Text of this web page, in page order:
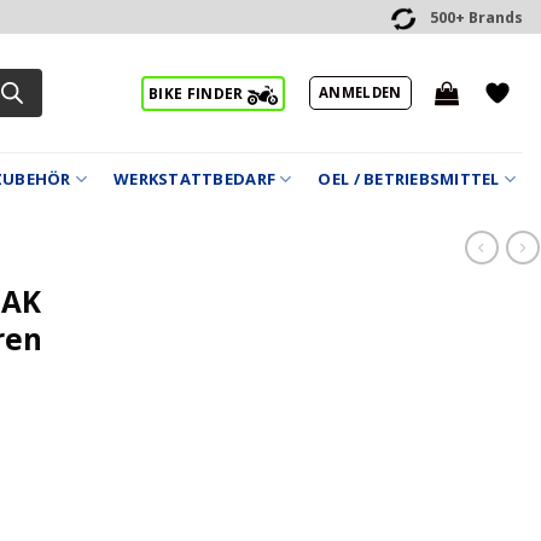
500+ Brands
BIKE FINDER ANMELDEN
WERKSTATTBEDARF OEL / BETRIEBSMITTEL